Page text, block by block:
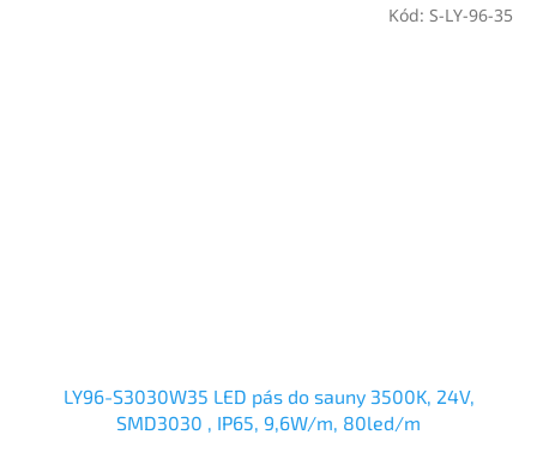
LY96-S3030W35 LED pás do sauny 3500K, 24V,
SMD3030 , IP65, 9,6W/m, 80led/m
Kód: S-LY-96-35